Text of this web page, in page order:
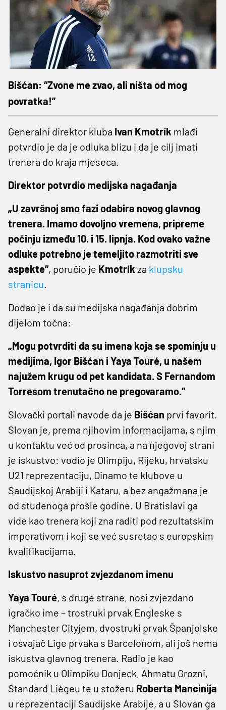
Bišćan: “Zvone me zvao, ali ništa od mog
povratka!”
Generalni direktor kluba Ivan Kmotrík mlađi
potvrdio je da je odluka blizu i da je cilj imati
trenera do kraja mjeseca.
Direktor potvrdio medijska nagađanja
„U završnoj smo fazi odabira novog glavnog
trenera. Imamo dovoljno vremena, pripreme
počinju između 10. i 15. lipnja. Kod ovako važne
odluke potrebno je temeljito razmotriti sve
aspekte“, poručio je Kmotrík za klupsku
stranicu.
Dodao je i da su medijska nagađanja dobrim
dijelom točna:
„Mogu potvrditi da su imena koja se spominju u
medijima, Igor Bišćan i Yaya Touré, u našem
najužem krugu od pet kandidata. S Fernandom
Torresom trenutačno ne pregovaramo.“
Slovački portali navode da je Bišćan prvi favorit.
Slovan je, prema njihovim informacijama, s njim
u kontaktu već od prosinca, a na njegovoj strani
je iskustvo: vodio je Olimpiju, Rijeku, hrvatsku
U21 reprezentaciju, Dinamo te klubove u
Saudijskoj Arabiji i Kataru, a bez angažmana je
od studenoga prošle godine. U Bratislavi ga
vide kao trenera koji zna raditi pod rezultatskim
imperativom i koji se već susretao s europskim
kvalifikacijama.
Iskustvo nasuprot zvjezdanom imenu
Yaya Touré, s druge strane, nosi zvjezdano
igračko ime – trostruki prvak Engleske s
Manchester Cityjem, dvostruki prvak Španjolske
i osvajač Lige prvaka s Barcelonom, ali još nema
iskustva glavnog trenera. Radio je kao
pomoćnik u Olimpiku Donjeck, Ahmatu Grozni,
Standard Liègeu te u stožeru Roberta Mancinija
u reprezentaciji Saudijske Arabije, a u Slovan ga